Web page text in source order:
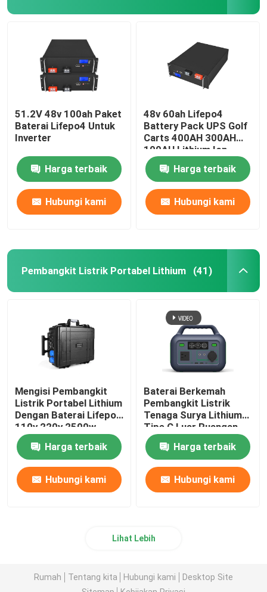
51.2V 48v 100ah Paket
Baterai Lifepo4 Untuk
Inverter
Harga terbaik
Hubungi kami
48v 60ah Lifepo4
Battery Pack UPS Golf
Carts 400AH 300AH
100AH ​​Lithium Ion
Harga terbaik
Hubungi kami
Pembangkit Listrik Portabel Lithium (41)
Mengisi Pembangkit
Listrik Portabel Lithium
Dengan Baterai Lifepo4
110v 220v 2500w
Harga terbaik
Hubungi kami
Baterai Berkemah
Pembangkit Listrik
Tenaga Surya Lithium
Tipe C Luar Ruangan
Input PD60W 300W
Harga terbaik
Hubungi kami
Lihat Lebih
Rumah Tentang kita Hubungi kami
Desktop Site